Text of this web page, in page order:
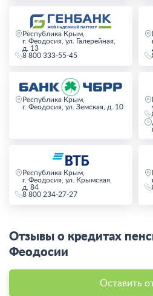
Республика Крым,
г. Феодосия, ул. Галерейная,
д. 13
8 800 333-55-45
Республика Крым,
г. Феодосия, ул. Земская, д. 10
Республика Крым,
г. Феодосия, ул. Крымская,
д. 84
8 800 234-27-27
Отзывы о кредитах
Феодосии
Оставить